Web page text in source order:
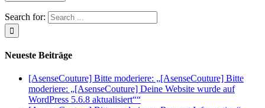
Search for:
Neueste Beiträge
[AsenseCouture] Bitte moderiere: „[AsenseCouture] Bitte
moderiere: „[AsenseCouture] Deine Website wurde auf
WordPress 5.6.8 aktualisiert““